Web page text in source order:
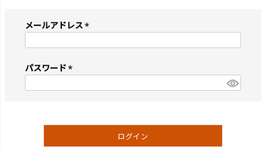
メールアドレス
須)
パスワード
須)
ログイン